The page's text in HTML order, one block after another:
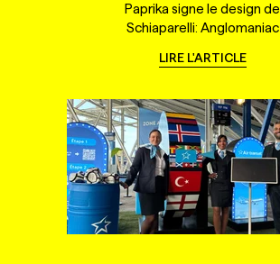
Paprika signe le design de
Schiaparelli: Anglomaniac
LIRE L'ARTICLE